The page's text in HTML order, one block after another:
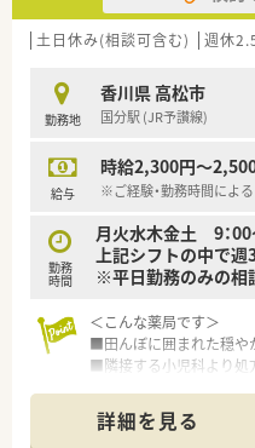
土日休み(相談可含む) 週休
勤務地
香川県 高松市
国分駅 (JR予讃線)
給与
時給2,300円～
※ご経験・勤務時間による
勤務
時間
月火水木金土 9：00
上記シフトの中で週
※平日勤務のみの相
＜こんな薬局です＞
■田んぼに囲まれた穏や
■隣接する小児科より処
利な立地です。
詳細を見る